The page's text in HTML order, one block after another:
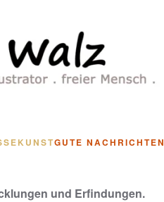
KUNSTGUTE NACHRICHTEN
und Erfindungen.